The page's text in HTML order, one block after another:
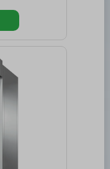
149.00 Typ
zařízení
podestavbou
krytí
barva
AISI 304
- k